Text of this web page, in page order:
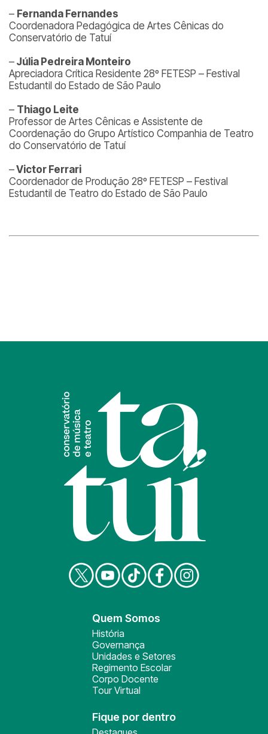
– Fernanda Fernandes
Coordenadora Pedagógica de Artes Cênicas do
Conservatório de Tatuí
– Júlia Pedreira Monteiro
Apreciadora Crítica Residente 28º FETESP – Festival
Estudantil do Estado de São Paulo
– Thiago Leite
Professor de Artes Cênicas e Assistente de
Coordenação do Grupo Artístico Companhia de Teatro
do Conservatório de Tatuí
–Victor Ferrari
Coordenador de Produção 28º FETESP – Festival
Estudantil de Teatro do Estado de São Paulo
Quem Somos
História
Governança
Unidades e Setores
Regimento Escolar
Corpo Docente
Tour Virtual
Fique por dentro